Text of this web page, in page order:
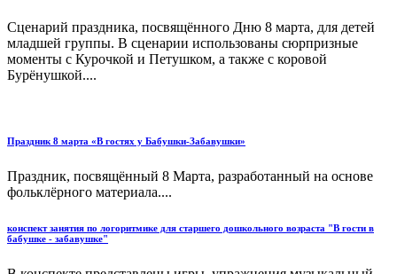
Сценарий праздника, посвящённого Дню 8 марта, для детей
младшей группы. В сценарии использованы сюрпризные
моменты с Курочкой и Петушком, а также с коровой
Бурёнушкой....
Праздник 8 марта «В гостях у Бабушки-Забавушки»
Праздник, посвящённый 8 Марта, разработанный на основе
фольклёрного материала....
конспект занятия по логоритмике для старшего дошкольного возраста "В гости в
бабушке - забавушке"